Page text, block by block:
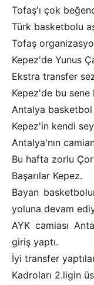
Tofaş'ı çok
Türk basketbolu
Tofaş
Kepez'de Yunus
Ekstra transfer
Kepez'de bu sene
Antalya basketbol
Kepez'in kendi
Antalya'nın
Bu hafta zorlu
Başarılar Kepez.
Bayan
yoluna devam
AYK camiası
giriş yaptı.
İyi transfer
Kadroları 2.ligin